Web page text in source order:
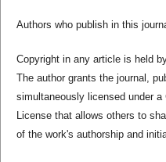
Authors who publish in this
Copyright in any article is held
The author grants the journal,
simultaneously licensed under
License that allows others to
of the work's authorship and